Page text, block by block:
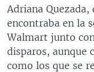
Adriana
encontraba en la
Walmart junto
disparos, aunque
como los que se